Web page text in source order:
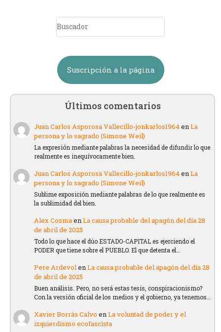
Suscripción a la página
Últimos comentarios
Juan Carlos Asporosa Vallecillo-jonkarlos1964enLa
persona y lo sagrado (Simone Weil)
La expresión mediante palabras la necesidad de difundir lo que
realmente es inequívocamente bien.
Juan Carlos Asporosa Vallecillo-jonkarlos1964enLa
persona y lo sagrado (Simone Weil)
Sublime exposición mediante palabras de lo que realmente es
la sublimidad del bien.
Alex CosmaenLa causa probable del apagón del día 28
de abril de 2025
Todo lo que hace el dúo ESTADO-CAPITAL es ejerciendo el
PODER que tiene sobre el PUEBLO. El que detenta el…
Pere ArdevolenLa causa probable del apagón del día 28
de abril de 2025
Buen análisis. Pero, no será estas tesis, conspiracionismo?
Con la versión oficial de los medios y el gobierno, ya tenemos…
Xavier Borràs Calvo enLa voluntad de poder y el
izquierdismo ecofascista